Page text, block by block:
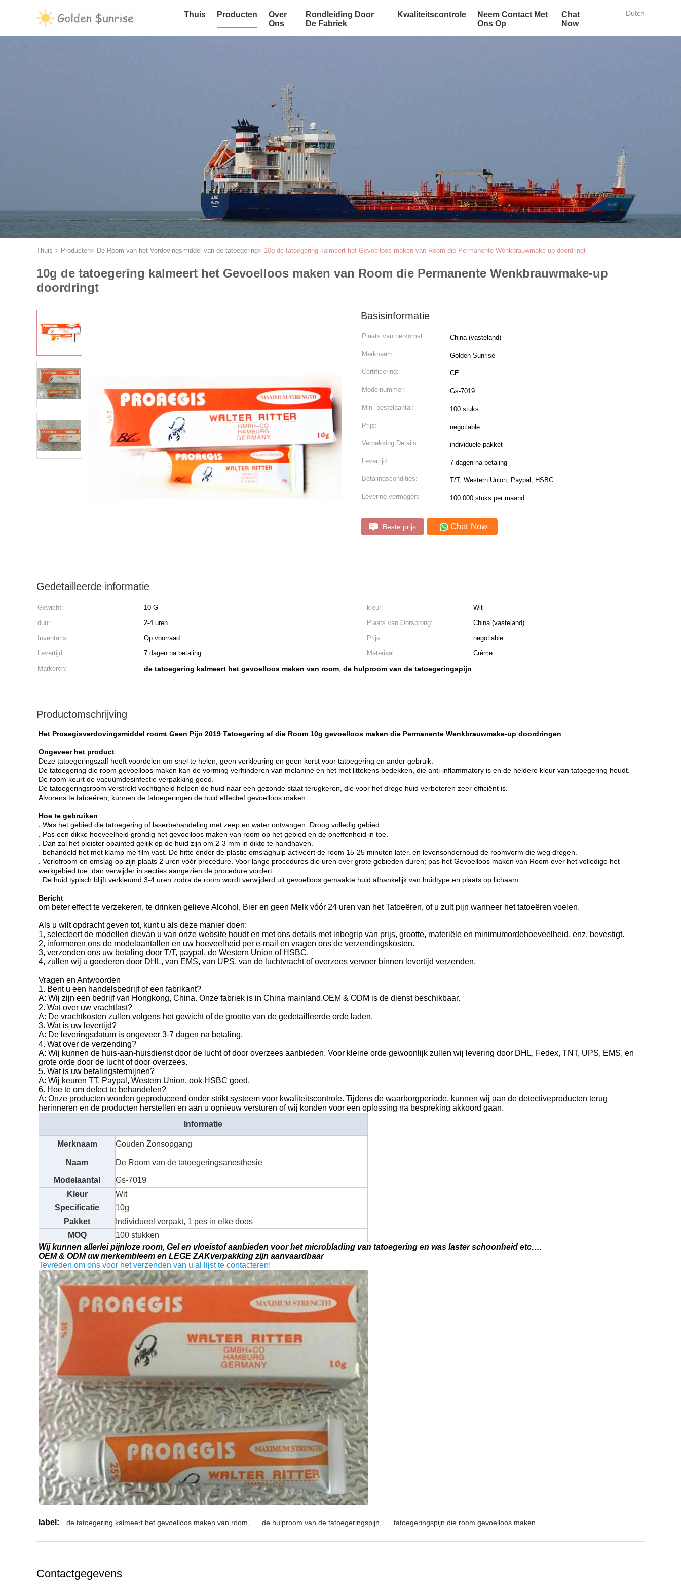
Dutch
Thuis Producten
Over
Ons
Rondleiding Door
De Fabriek
Kwaliteitscontrole
Neem Contact Met
Ons Op
Chat
Now
Thuis > Producten> De Room van het Verdovingsmiddel van de tatoegering> 10g de tatoegering kalmeert het Gevoelloos maken van Room die Permanente Wenkbrauwmake-up doordringt
10g de tatoegering kalmeert het Gevoelloos maken van Room die Permanente Wenkbrauwmake-up
doordringt
Basisinformatie
Plaats van herkomst: China (vasteland)
Merknaam: Golden Sunrise
Certificering: CE
Modelnummer: Gs-7019
Min. bestelaantal: 100 stuks
Prijs: negotiable
Verpakking Details: individuele pakket
Levertijd: 7 dagen na betaling
Betalingscondities: T/T, Western Union, Paypal, HSBC
Levering vermogen: 100.000 stuks per maand
Beste prijs Chat Now
Gedetailleerde informatie
Gewicht: 10 G kleur:
Wit
duur:
2-4 uren Plaats van Oorsprong:
China (vasteland)
Inventaris:
Op voorraad Prijs:
negotiable
Levertijd:
7 dagen na betaling Materiaal:
Crème
Markeren:
de tatoegering kalmeert het gevoelloos maken van room, de hulproom van de tatoegeringspijn
Productomschrijving
Het Proaegisverdovingsmiddel roomt Geen Pijn 2019 Tatoegering af die Room 10g gevoelloos maken die Permanente Wenkbrauwmake-up doordringen
Ongeveer het product
Deze tatoegeringszalf heeft voordelen om snel te helen, geen verkleuring en geen korst voor tatoegering en ander gebruik.
De tatoegering die room gevoelloos maken kan de vorming verhinderen van melanine en het met littekens bedekken, die anti-inflammatory is en de heldere kleur van tatoegering houdt.
De room keurt de vacuümdesinfectie verpakking goed.
De tatoegeringsroom verstrekt vochtigheid helpen de huid naar een gezonde staat terugkeren, die voor het droge huid verbeteren zeer efficiënt is.
Alvorens te tatoeëren, kunnen de tatoegeringen de huid effectief gevoelloos maken.
Hoe te gebruiken
. Was het gebied die tatoegering of laserbehandeling met zeep en water ontvangen. Droog volledig gebied.
. Pas een dikke hoeveelheid grondig het gevoelloos maken van room op het gebied en de oneffenheid in toe.
. Dan zal het pleister opainted gelijk op de huid zijn om 2-3 mm in dikte te handhaven.
behandeld het met klamp me film vast. De hitte onder de plastic omslaghulp activeert de room 15-25 minuten later. en levensonderhoud de roomvorm die weg drogen.
. Verlofroom en omslag op zijn plaats 2 uren vóór procedure. Voor lange procedures die uren over grote gebieden duren; pas het Gevoelloos maken van Room over het volledige het
werkgebied toe, dan verwijder in secties aangezien de procedure vordert.
. De huid typisch blijft verkleumd 3-4 uren zodra de room wordt verwijderd uit gevoelloos gemaakte huid afhankelijk van huidtype en plaats op lichaam.
Bericht
om beter effect te verzekeren, te drinken gelieve Alcohol, Bier en geen Melk vóór 24 uren van het Tatoeëren, of u zult pijn wanneer het tatoeëren voelen.
Als u wilt opdracht geven tot, kunt u als deze manier doen:
1, selecteert de modellen dievan u van onze website houdt en met ons details met inbegrip van prijs, grootte, materiële en minimumordehoeveelheid, enz. bevestigt.
2, informeren ons de modelaantallen en uw hoeveelheid per e-mail en vragen ons de verzendingskosten.
3, verzenden ons uw betaling door T/T, paypal, de Western Union of HSBC.
4, zullen wij u goederen door DHL, van EMS, van UPS, van de luchtvracht of overzees vervoer binnen levertijd verzenden.
Vragen en Antwoorden
1. Bent u een handelsbedrijf of een fabrikant?
A: Wij zijn een bedrijf van Hongkong, China. Onze fabriek is in China mainland.OEM & ODM is de dienst beschikbaar.
2. Wat over uw vrachtlast?
A: De vrachtkosten zullen volgens het gewicht of de grootte van de gedetailleerde orde laden.
3. Wat is uw levertijd?
A: De leveringsdatum is ongeveer 3-7 dagen na betaling.
4. Wat over de verzending?
A: Wij kunnen de huis-aan-huisdienst door de lucht of door overzees aanbieden. Voor kleine orde gewoonlijk zullen wij levering door DHL, Fedex, TNT, UPS, EMS, en
grote orde door de lucht of door overzees.
5. Wat is uw betalingstermijnen?
A: Wij keuren TT, Paypal, Western Union, ook HSBC goed.
6. Hoe te om defect te behandelen?
A: Onze producten worden geproduceerd onder strikt systeem voor kwaliteitscontrole. Tijdens de waarborgperiode, kunnen wij aan de detectiveproducten terug
herinneren en de producten herstellen en aan u opnieuw versturen of wij konden voor een oplossing na bespreking akkoord gaan.
Informatie
Merknaam Gouden Zonsopgang
Naam
De Room van de tatoegeringsanesthesie
Modelaantal
Gs-7019
Kleur
Wit
Specificatie
10g
Pakket
Individueel verpakt, 1 pes in elke doos
MOQ
100 stukken
Wij kunnen allerlei pijnloze room, Gel en vloeistof aanbieden voor het microblading van tatoegering en was laster schoonheid etc….
OEM & ODM uw merkembleem en LEGE ZAKverpakking zijn aanvaardbaar
Tevreden om ons voor het verzenden van u al lijst te contacteren!
label: de tatoegering kalmeert het gevoelloos maken van room de hulproom van de tatoegeringspijn tatoegeringspijn die room gevoelloos maken
Contactgegevens